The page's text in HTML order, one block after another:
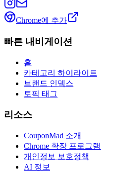
Chrome에 추가
빠른 내비게이션
홈
카테고리 하이라이트
브랜드 인덱스
토픽 태그
리소스
CouponMad 소개
Chrome 확장 프로그램
개인정보 보호정책
AI 정보